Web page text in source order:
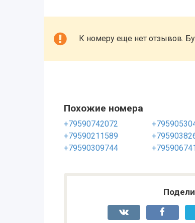
К номеру еще нет отзывов.
Похожие номера
+79590742072
+79590211589
+79590309744